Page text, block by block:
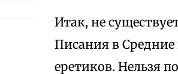
Итак, не
Писания в Средние
еретиков. Нельзя